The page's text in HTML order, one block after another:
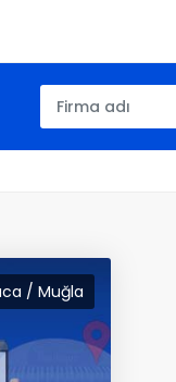
/ Muğla